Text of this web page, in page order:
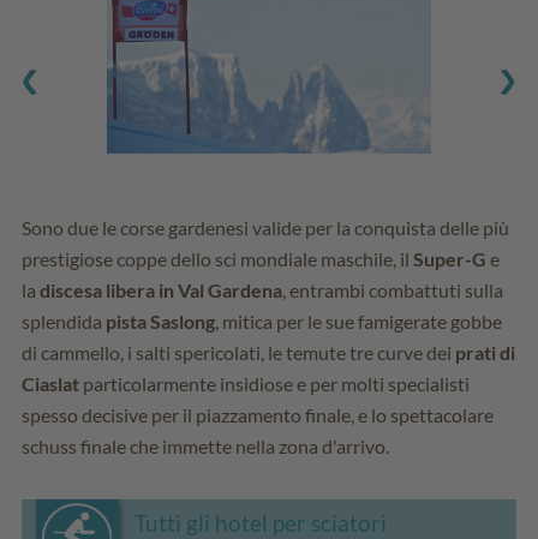
Sono due le corse gardenesi valide per la conquista delle più
prestigiose coppe dello sci mondiale maschile, il Super-G e
la discesa libera in Val Gardena , entrambi combattuti sulla
splendida pista Saslong , mitica per le sue famigerate gobbe
di cammello, i salti spericolati, le temute tre curve dei prati di
Ciaslat particolarmente insidiose e per molti specialisti
spesso decisive per il piazzamento finale, e lo spettacolare
schuss finale che immette nella zona d'arrivo.
Tutti gli hotel per sciatori